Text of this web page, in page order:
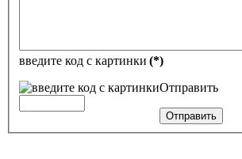
введите код с картинки (*)
Отправить
Отправить